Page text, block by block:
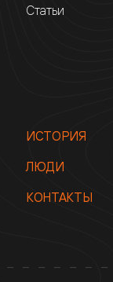
Статьи
ИСТОРИЯ
ЛЮДИ
КОНТАКТЫ